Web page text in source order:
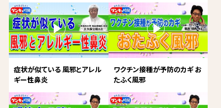
症状が似ている 風邪とアレル
ギー性鼻炎
ワクチン接種が予防のカギ お
たふく風邪